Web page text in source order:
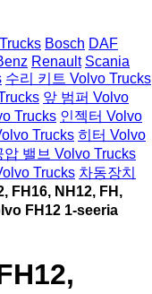
Bosch DAF
Renault Scania
수리 키트 Volvo Trucks
앞 범퍼 Volvo
Trucks 인젝터 Volvo
Trucks 히터 Volvo
압 밸브 Volvo Trucks
Trucks 차동장치
FH16, NH12, FH,
FH12 1-seeria